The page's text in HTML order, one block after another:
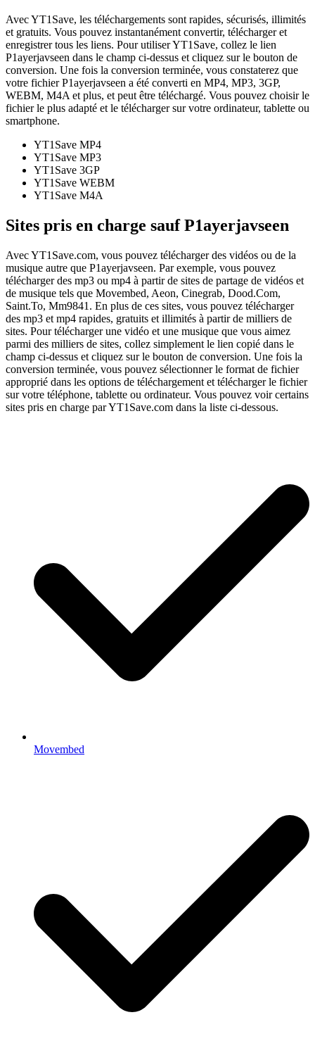
Avec YT1Save, les téléchargements sont rapides, sécurisés, illimités
et gratuits. Vous pouvez instantanément convertir, télécharger et
enregistrer tous les liens. Pour utiliser YT1Save, collez le lien
P1ayerjavseen dans le champ ci-dessus et cliquez sur le bouton de
conversion. Une fois la conversion terminée, vous constaterez que
votre fichier P1ayerjavseen a été converti en MP4, MP3, 3GP,
WEBM, M4A et plus, et peut être téléchargé. Vous pouvez choisir le
fichier le plus adapté et le télécharger sur votre ordinateur, tablette ou
smartphone.
YT1Save MP4
YT1Save MP3
YT1Save 3GP
YT1Save WEBM
YT1Save M4A
Sites pris en charge sauf P1ayerjavseen
Avec YT1Save.com, vous pouvez télécharger des vidéos ou de la
musique autre que P1ayerjavseen. Par exemple, vous pouvez
télécharger des mp3 ou mp4 à partir de sites de partage de vidéos et
de musique tels que Movembed, Aeon, Cinegrab, Dood.Com,
Saint.To, Mm9841. En plus de ces sites, vous pouvez télécharger
des mp3 et mp4 rapides, gratuits et illimités à partir de milliers de
sites. Pour télécharger une vidéo et une musique que vous aimez
parmi des milliers de sites, collez simplement le lien copié dans le
champ ci-dessus et cliquez sur le bouton de conversion. Une fois la
conversion terminée, vous pouvez sélectionner le format de fichier
approprié dans les options de téléchargement et télécharger le fichier
sur votre téléphone, tablette ou ordinateur. Vous pouvez voir certains
sites pris en charge par YT1Save.com dans la liste ci-dessous.
Movembed